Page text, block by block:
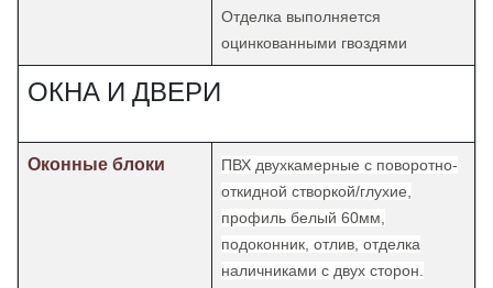
Отделка выполняется
оцинкованными гвоздями
ОКНА И ДВЕРИ
Оконные блоки
ПВХ двухкамерные с поворотно-
откидной створкой/глухие,
профиль белый 60мм,
подоконник, отлив, отделка
наличниками с двух сторон.